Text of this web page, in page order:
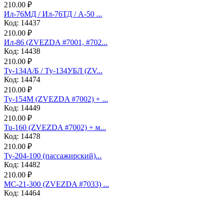
210.00 ₽
Ил-76МД / Ил-76ТД / А-50 ...
Код: 14437
210.00 ₽
Ил-86 (ZVEZDA #7001, #702...
Код: 14438
210.00 ₽
Ту-134А/Б / Ту-134УБЛ (ZV...
Код: 14474
210.00 ₽
Ту-154М (ZVEZDA #7002) + ...
Код: 14449
210.00 ₽
Tu-160 (ZVEZDA #7002) + м...
Код: 14478
210.00 ₽
Ту-204-100 (пассажирский)...
Код: 14482
210.00 ₽
МС-21-300 (ZVEZDA #7033) ...
Код: 14464